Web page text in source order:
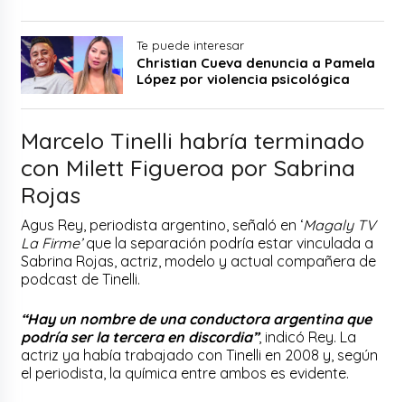
Te puede interesar
Christian Cueva denuncia a Pamela
López por violencia psicológica
Marcelo Tinelli habría terminado
con Milett Figueroa por Sabrina
Rojas
Agus Rey, periodista argentino, señaló en ‘Magaly TV
La Firme’que la separación podría estar vinculada a
Sabrina Rojas, actriz, modelo y actual compañera de
podcast de Tinelli.
“Hay un nombre de una conductora argentina que
podría ser la tercera en discordia”, indicó Rey. La
actriz ya había trabajado con Tinelli en 2008 y, según
el periodista, la química entre ambos es evidente.